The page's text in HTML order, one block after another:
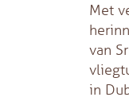
Met
van
in